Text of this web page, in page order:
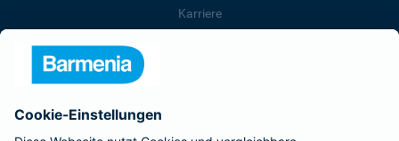
Karriere
Barmenia ist Teil der BarmeniaGothaer